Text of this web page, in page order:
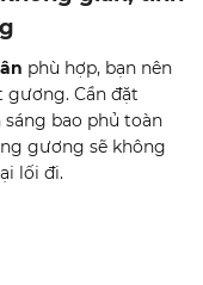
phù hợp, bạn nên
gương. Cần đặt
bao phủ toàn
gương sẽ không
lối đi.